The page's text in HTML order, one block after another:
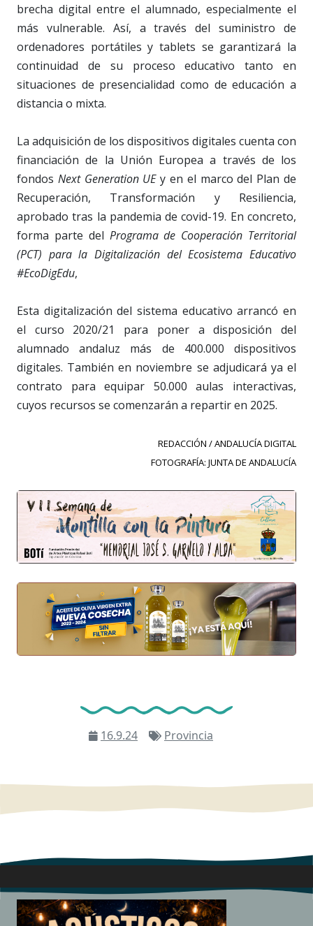
brecha digital entre el alumnado, especialmente el
más vulnerable. Así, a través del suministro de
ordenadores portátiles y tablets se garantizará la
continuidad de su proceso educativo tanto en
situaciones de presencialidad como de educación a
distancia o mixta.
La adquisición de los dispositivos digitales cuenta con
financiación de la Unión Europea a través de los
fondos Next Generation UEy en el marco del Plan de
Recuperación, Transformación y Resiliencia,
aprobado tras la pandemia de covid-19. En concreto,
forma parte del Programa de Cooperación Territorial
(PCT) para la Digitalización del Ecosistema Educativo
#EcoDigEdu,
Esta digitalización del sistema educativo arrancó en
el curso 2020/21 para poner a disposición del
alumnado andaluz más de 400.000 dispositivos
digitales. También en noviembre se adjudicará ya el
contrato para equipar 50.000 aulas interactivas,
cuyos recursos se comenzarán a repartir en 2025.
REDACCIÓN / ANDALUCÍA DIGITAL
FOTOGRAFÍA: JUNTA DE ANDALUCÍA
16.9.24 Provincia